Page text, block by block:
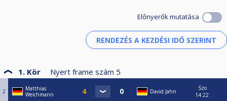
Előnyerők mutatása
1. Kör Nyert frame szám 5
2
Matthias
Weichmann
David Jahn
Szo
14:22